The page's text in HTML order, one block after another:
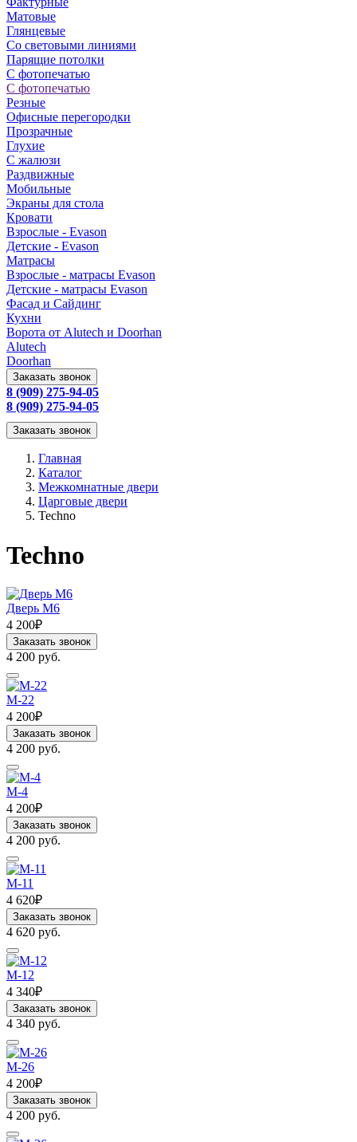
Матовые
Глянцевые
Со световыми линиями
Парящие потолки
С фотопечатью
С фотопечатью
Резные
Офисные перегородки
Прозрачные
Глухие
С жалюзи
Раздвижные
Мобильные
Экраны для стола
Кровати
Взрослые - Evason
Детские - Evason
Матрасы
Взрослые - матрасы Evason
Детские - матрасы Evason
Фасад и Сайдинг
Кухни
Ворота от Alutech и Doorhan
Alutech
Doorhan
Заказать звонок
8 (909) 275-94-05
8 (909) 275-94-05
Заказать звонок
Главная
Каталог
Межкомнатные двери
Царговые двери
Techno
Techno
Дверь М6
4 200₽
Заказать звонок
4 200 руб.
M-22
4 200₽
Заказать звонок
4 200 руб.
M-4
4 200₽
Заказать звонок
4 200 руб.
M-11
4 620₽
Заказать звонок
4 620 руб.
M-12
4 340₽
Заказать звонок
4 340 руб.
M-26
4 200₽
Заказать звонок
4 200 руб.